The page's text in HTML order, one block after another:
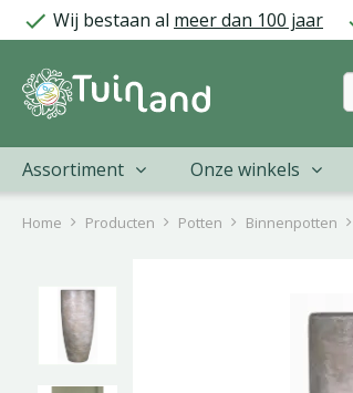
naar
Home Producten Potten Binnenpotten
Wij bestaan al meer dan 100 jaar
Assortiment Onze winkels